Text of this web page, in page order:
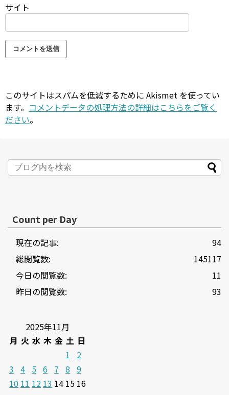
サイト
このサイトはスパムを低減するために Akismet を使ってい
ます。 コメントデータの処理方法の詳細はこちらをご覧く
ださい。
Count per Day
94
現在の記事:
145117
総閲覧数:
11
今日の閲覧数:
93
昨日の閲覧数:
2025年11月
月 火 水 木 金 土 日
1
2
3 4 5 6 7 8 9
10 11 12 13 14 15 16